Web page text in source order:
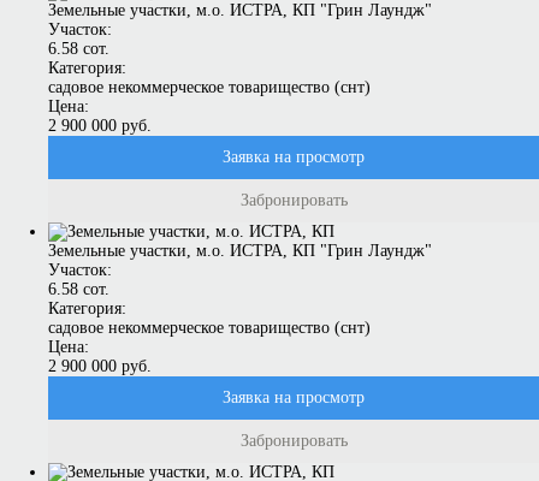
Земельные участки, м.о. ИСТРА, КП "Грин Лаундж"
Участок:
6.58 сот.
Категория:
садовое некоммерческое товарищество (снт)
Цена:
2 900 000 руб.
Заявка на просмотр
Забронировать
Земельные участки, м.о. ИСТРА, КП "Грин Лаундж"
Участок:
6.58 сот.
Категория:
садовое некоммерческое товарищество (снт)
Цена:
2 900 000 руб.
Заявка на просмотр
Забронировать